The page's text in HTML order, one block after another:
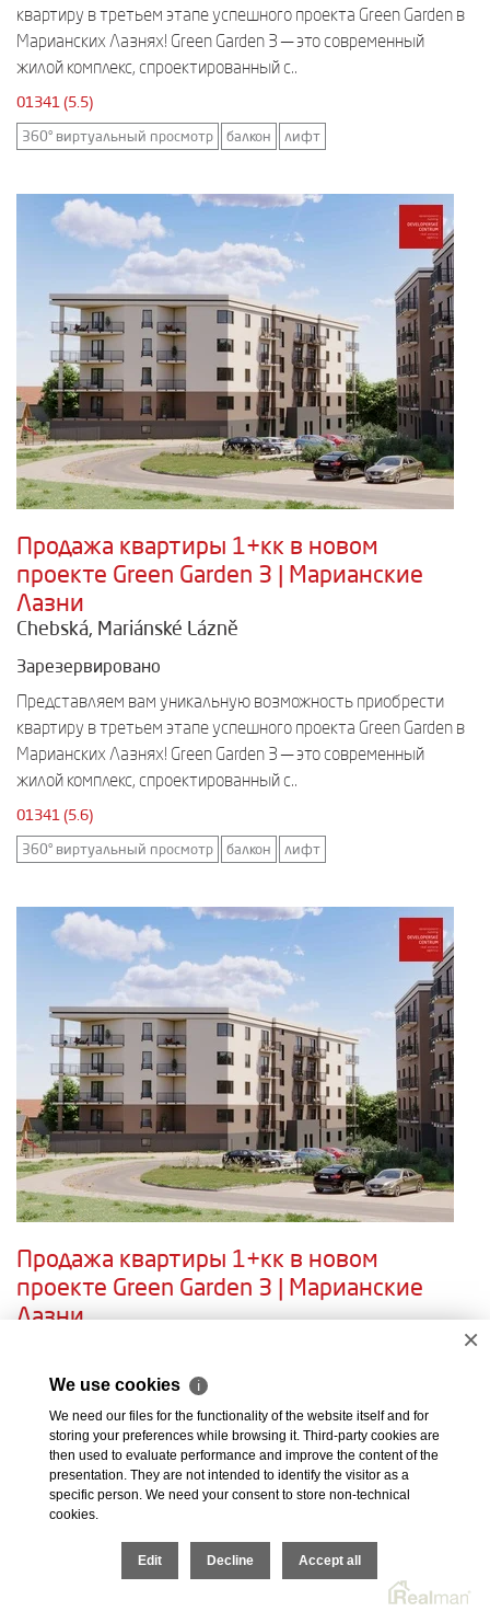
квартиру в третьем этапе успешного проекта Green Garden в
Марианских Лазнях! Green Garden 3 — это современный
жилой комплекс, спроектированный с..
01341 (5.5)
360° виртуальный просмотр балкон лифт
Продажа квартиры 1+кк в новом
проекте Green Garden 3 | Марианские
Лазни
Chebská, Mariánské Lázně
Зарезервировано
Представляем вам уникальную возможность приобрести
квартиру в третьем этапе успешного проекта Green Garden в
Марианских Лазнях! Green Garden 3 — это современный
жилой комплекс, спроектированный с..
01341 (5.6)
360° виртуальный просмотр балкон лифт
Продажа квартиры 1+кк в новом
проекте Green Garden 3 | Марианские
Лазни
Зарезервировано
Представляем вам уникальную возможность приобрести
квартиру в третьем этапе успешного проекта Green Garden в
Марианских Лазнях! Green Garden 3 — это современный
жилой комплекс, спроектированный с..
360° виртуальный просмотр балкон лифт
×
We use cookies ℹ
We need our files for the functionality of the website itself and for
storing your preferences while browsing it. Third-party cookies are
then used to evaluate performance and improve the content of the
presentation. They are not intended to identify the visitor as a
specific person. We need your consent to store non-technical
cookies.
Edit Decline Accept all